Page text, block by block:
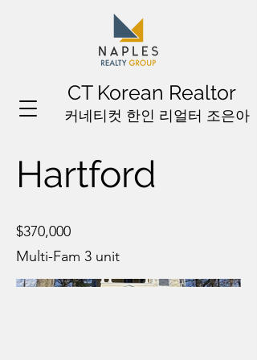
커네티컷 한인 리얼터 조은아
CT Korean Realtor
Hartford
$370,000
Multi-Fam 3 unit